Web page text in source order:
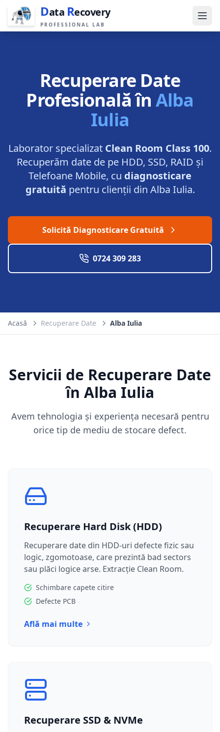
Data Recovery
PROFESSIONAL LAB
Recuperare Date
Profesională înAlba
Iulia
Laborator specializat Clean Room Class 100.
Recuperăm date de pe HDD, SSD, RAID și
Telefoane Mobile, cu diagnosticare
gratuită pentru clienții din Alba Iulia.
Solicită Diagnosticare Gratuită
0724 309 283
Acasă Recuperare Date Alba Iulia
Servicii de Recuperare Date
în Alba Iulia
Avem tehnologia și experiența necesară pentru
orice tip de mediu de stocare defect.
Recuperare Hard Disk (HDD)
Recuperare date din HDD-uri defecte fizic sau
logic, zgomotoase, care prezintă bad sectors
sau plăci logice arse. Extracție Clean Room.
Schimbare capete citire
Defecte PCB
Află mai multe
Recuperare SSD & NVMe